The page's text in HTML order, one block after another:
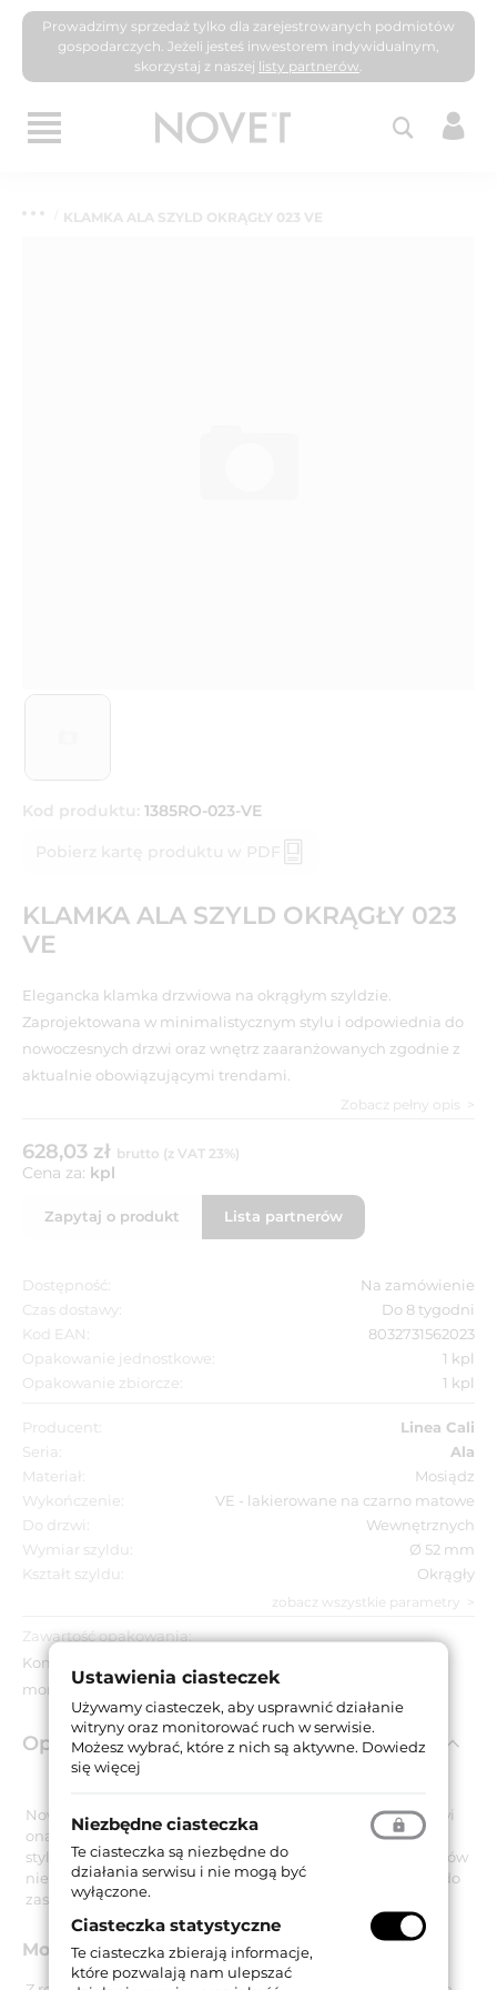
Prowadzimy sprzedaż tylko dla zarejestrowanych podmiotów
gospodarczych. Jeżeli jesteś inwestorem indywidualnym,
skorzystaj z naszej listy partnerów.
KLAMKA ALA SZYLD OKRĄGŁY 023 VE
Kod produktu: 1385RO-023-VE
Pobierz kartę produktu w PDF
KLAMKA ALA SZYLD OKRĄGŁY 023
VE
Elegancka klamka drzwiowa na okrągłym szyldzie.
Zaprojektowana w minimalistycznym stylu i odpowiednia do
nowoczesnych drzwi oraz wnętrz zaaranżowanych zgodnie z
aktualnie obowiązującymi trendami.
Zobacz pełny opis
628,03 zł brutto (z VAT 23%)
Cena za: kpl
Zapytaj o produkt Lista partnerów
Dostępność:
Na zamówienie
Czas dostawy:
Do 8 tygodni
Kod EAN:
8032731562023
Opakowanie jednostkowe:
1 kpl
Opakowanie zbiorcze:
1 kpl
Producent:
Linea Cali
Seria:
Ala
Materiał:
Mosiądz
Wykończenie:
VE - lakierowane na czarno matowe
Do drzwi:
Wewnętrznych
Wymiar szyldu:
Ø 52 mm
Kształt szyldu:
Okrągły
zobacz wszystkie parametry
Zawartość opakowania:
Komplet klamek na okrągłych szyldach, akcesoria
montażowe.
Opis produktu
Nowoczesna i prosta klamka na okrągłym szyldzie. Stanowi
ona doskonały wybór zarówno dla osób potrzebujących
stylowej klamki do domu lub mieszkania, jak i dla zarządców
nieruchomości poszukujących rozwiązań dedykowanych do
zastosowania w obiektach użyteczności publicznej.
Modny minimalizm
Ustawienia ciasteczek
Używamy ciasteczek, aby usprawnić działanie
witryny oraz monitorować ruch w serwisie.
Możesz wybrać, które z nich są aktywne. Dowiedz
się więcej
Niezbędne ciasteczka
Te ciasteczka są niezbędne do
działania serwisu i nie mogą być
wyłączone.
Ciasteczka statystyczne
Te ciasteczka zbierają informacje,
które pozwalają nam ulepszać